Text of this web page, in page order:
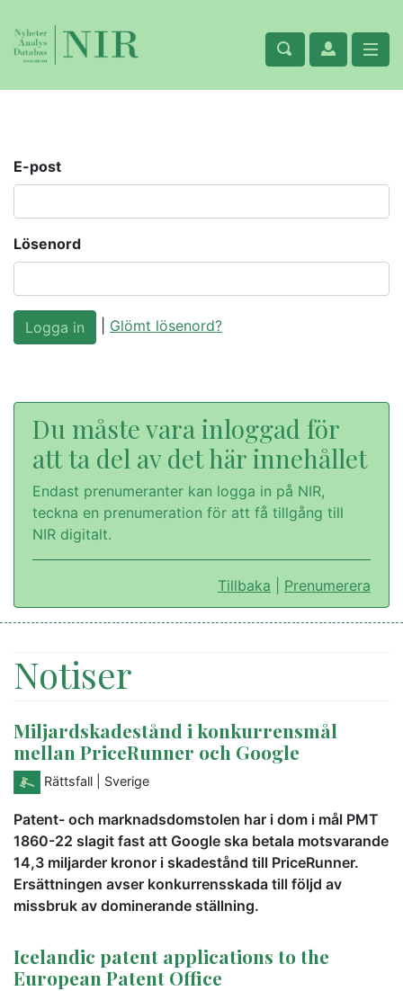
E-post
Lösenord
Glömt lösenord?
Du måste vara inloggad för
att ta del av det här innehållet
Endast prenumeranter kan logga in på NIR,
teckna en prenumeration för att få tillgång till
NIR digitalt.
Tillbaka Prenumerera
Notiser
Miljardskadestånd i konkurrensmål
mellan PriceRunner och Google
Rättsfall | Sverige
Patent- och marknadsdomstolen har i dom i mål PMT
1860-22 slagit fast att Google ska betala motsvarande
14,3 miljarder kronor i skadestånd till PriceRunner.
Ersättningen avser konkurrensskada till följd av
missbruk av dominerande ställning.
Icelandic patent applications to the
European Patent Office